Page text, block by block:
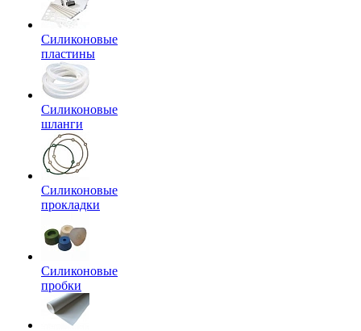
Силиконовые
пластины
Силиконовые
шланги
Силиконовые
прокладки
Силиконовые
пробки